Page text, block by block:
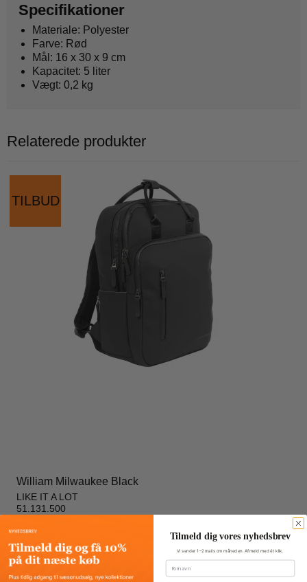
Specifikationer
Materiale: Polyester
Farve: Rød
Mål: 16 x 30 x 9 cm
Kapacitet: 5 liter
Vægt: 0,2 kg
Relaterede produkter
TILBUD
William Milwaukee Black
LIKE IT A LOT
51.131.500
999,00 DKK
499,00 DKK
Tilmeld dig vores nyhedsbrev
Vi sender 1–2 mails om måneden. Afmeld med ét klik.
Fornavn